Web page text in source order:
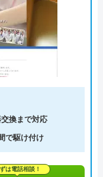
換まで対応
で駆け付け
は電話相談！